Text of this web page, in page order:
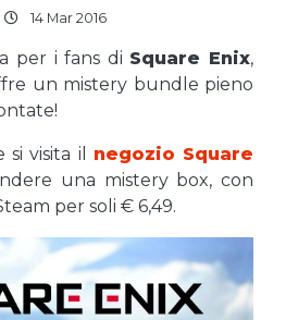
14 Mar 2016
per i fans di Square Enix,
un mistery bundle pieno
si visita il negozio Square
una mistery box, con
per soli € 6,49.